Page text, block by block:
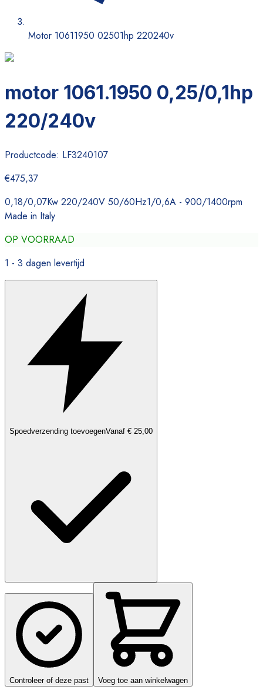
Motor 10611950 02501hp 220240v
motor 1061.1950 0,25/0,1hp
220/240v
Productcode: LF3240107
€475,37
0,18/0,07Kw 220/240V 50/60Hz1/0,6A - 900/1400rpm
Made in Italy
OP VOORRAAD
1 - 3 dagen levertijd
Spoedverzending toevoegenVanaf € 25,00
Controleer of deze past Voeg toe aan winkelwagen